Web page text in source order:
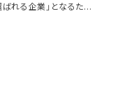
ばれる企業」となるた…